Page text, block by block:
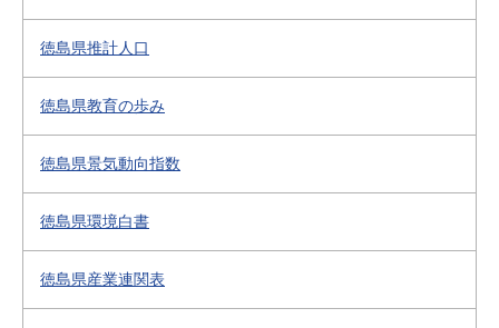
徳島県推計人口
徳島県教育の歩み
徳島県景気動向指数
徳島県環境白書
徳島県産業連関表